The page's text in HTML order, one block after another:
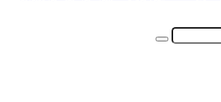
جستجو